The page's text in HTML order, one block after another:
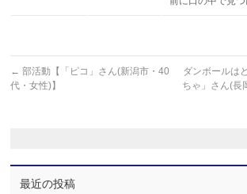
← 部活動【「ピコ」さん(新潟市・40
代・女性)】
ダンボールは
ちゃ」さん(長
最近の投稿